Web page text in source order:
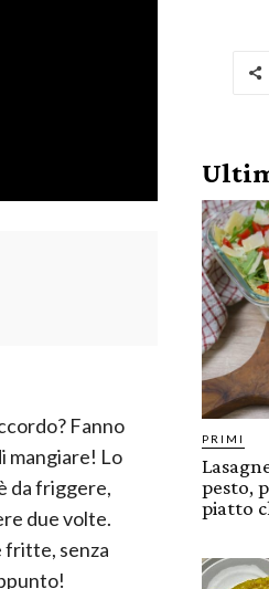
Fanno
mangiare! Lo
da friggere,
due volte.
fritte, senza
PRIMI
pesto,
piatto